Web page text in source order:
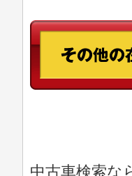
中古車検索な